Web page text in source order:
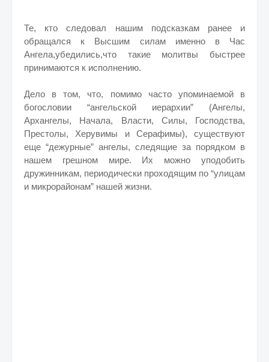
Те, кто следовал нашим подсказкам ранее и
обращался к Высшим силам именно в Час
Ангела,убедились,что такие молитвы быстрее
принимаются к исполнению.
Дело в том, что, помимо часто упоминаемой в
богословии “ангельской иерархии” (Ангелы,
Архангелы, Начала, Власти, Силы, Господства,
Престолы, Херувимы и Серафимы), существуют
еще “дежурные” ангелы, следящие за порядком в
нашем грешном мире. Их можно уподобить
дружинникам, периодически проходящим по “улицам
и микрорайонам” нашей жизни.